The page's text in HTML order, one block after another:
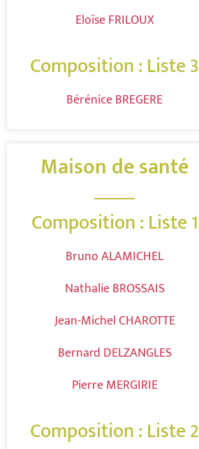
Eloïse FRILOUX
Composition : Liste 3
Bérénice BREGERE
Maison de santé
Composition : Liste 1
Bruno ALAMICHEL
Nathalie BROSSAIS
Jean-Michel CHAROTTE
Bernard DELZANGLES
Pierre MERGIRIE
Composition : Liste 2